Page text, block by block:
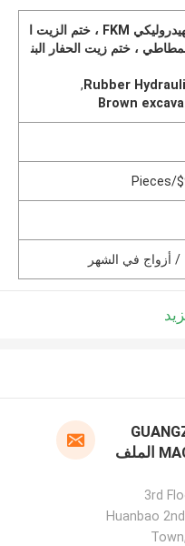
ختم الزيت الهيدروليكي FKM ، ختم الزيت ا
، ختم زيت الحفار البن
Rubber
,
Brown
MACHINERY CO., LTD الملف
3rd
Huanbao